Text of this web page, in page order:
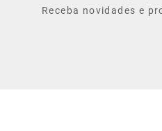
Receba novidades e